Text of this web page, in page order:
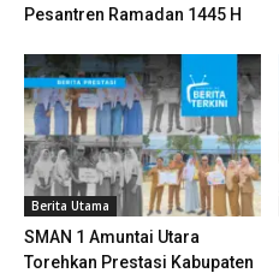
Pesantren Ramadan 1445 H
Berita Utama
SMAN 1 Amuntai Utara
Torehkan Prestasi Kabupaten